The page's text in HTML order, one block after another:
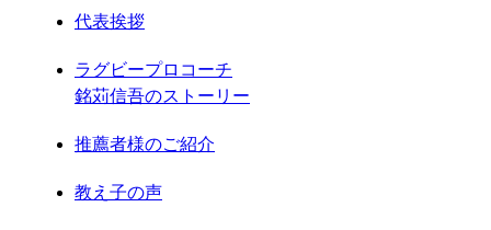
2021年4月
2021年3月
2021年2月
2021年1月
2020年12月
代表挨拶
ラグビープロコーチ
銘苅信吾のストーリー
推薦者様のご紹介
教え子の声